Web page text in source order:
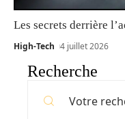
Les secrets derrière
High-Tech 4 juillet 2026
Recherche